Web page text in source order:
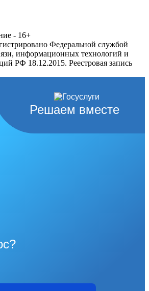
- 16+
Федеральной службой
информационных технологий и
РФ 18.12.2015. Реестровая запись
Решаем вместе